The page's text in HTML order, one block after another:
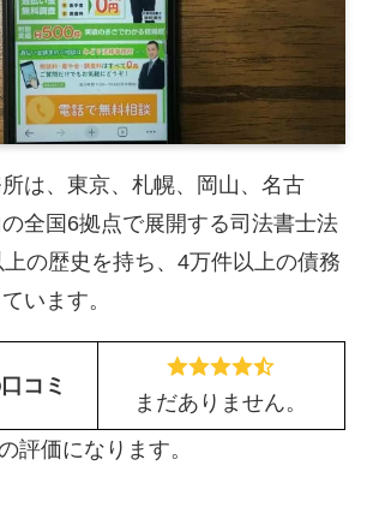
は、東京、札幌、岡山、名古
全国6拠点で展開する司法書士法
上の歴史を持ち、4万件以上の債務
います。
コミ
まだありません。
評価になります。